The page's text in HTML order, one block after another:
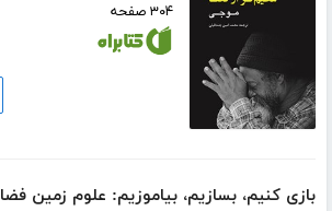
۳۰۴ صفحه
بازی کنیم، بسازیم، بیاموزیم: علوم زمین فضا